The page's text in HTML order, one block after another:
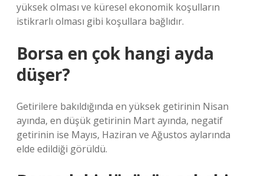
yüksek olması ve küresel ekonomik koşulların
istikrarlı olması gibi koşullara bağlıdır.
Borsa en çok hangi ayda
düşer?
Getirilere bakıldığında en yüksek getirinin Nisan
ayında, en düşük getirinin Mart ayında, negatif
getirinin ise Mayıs, Haziran ve Ağustos aylarında
elde edildiği görüldü.